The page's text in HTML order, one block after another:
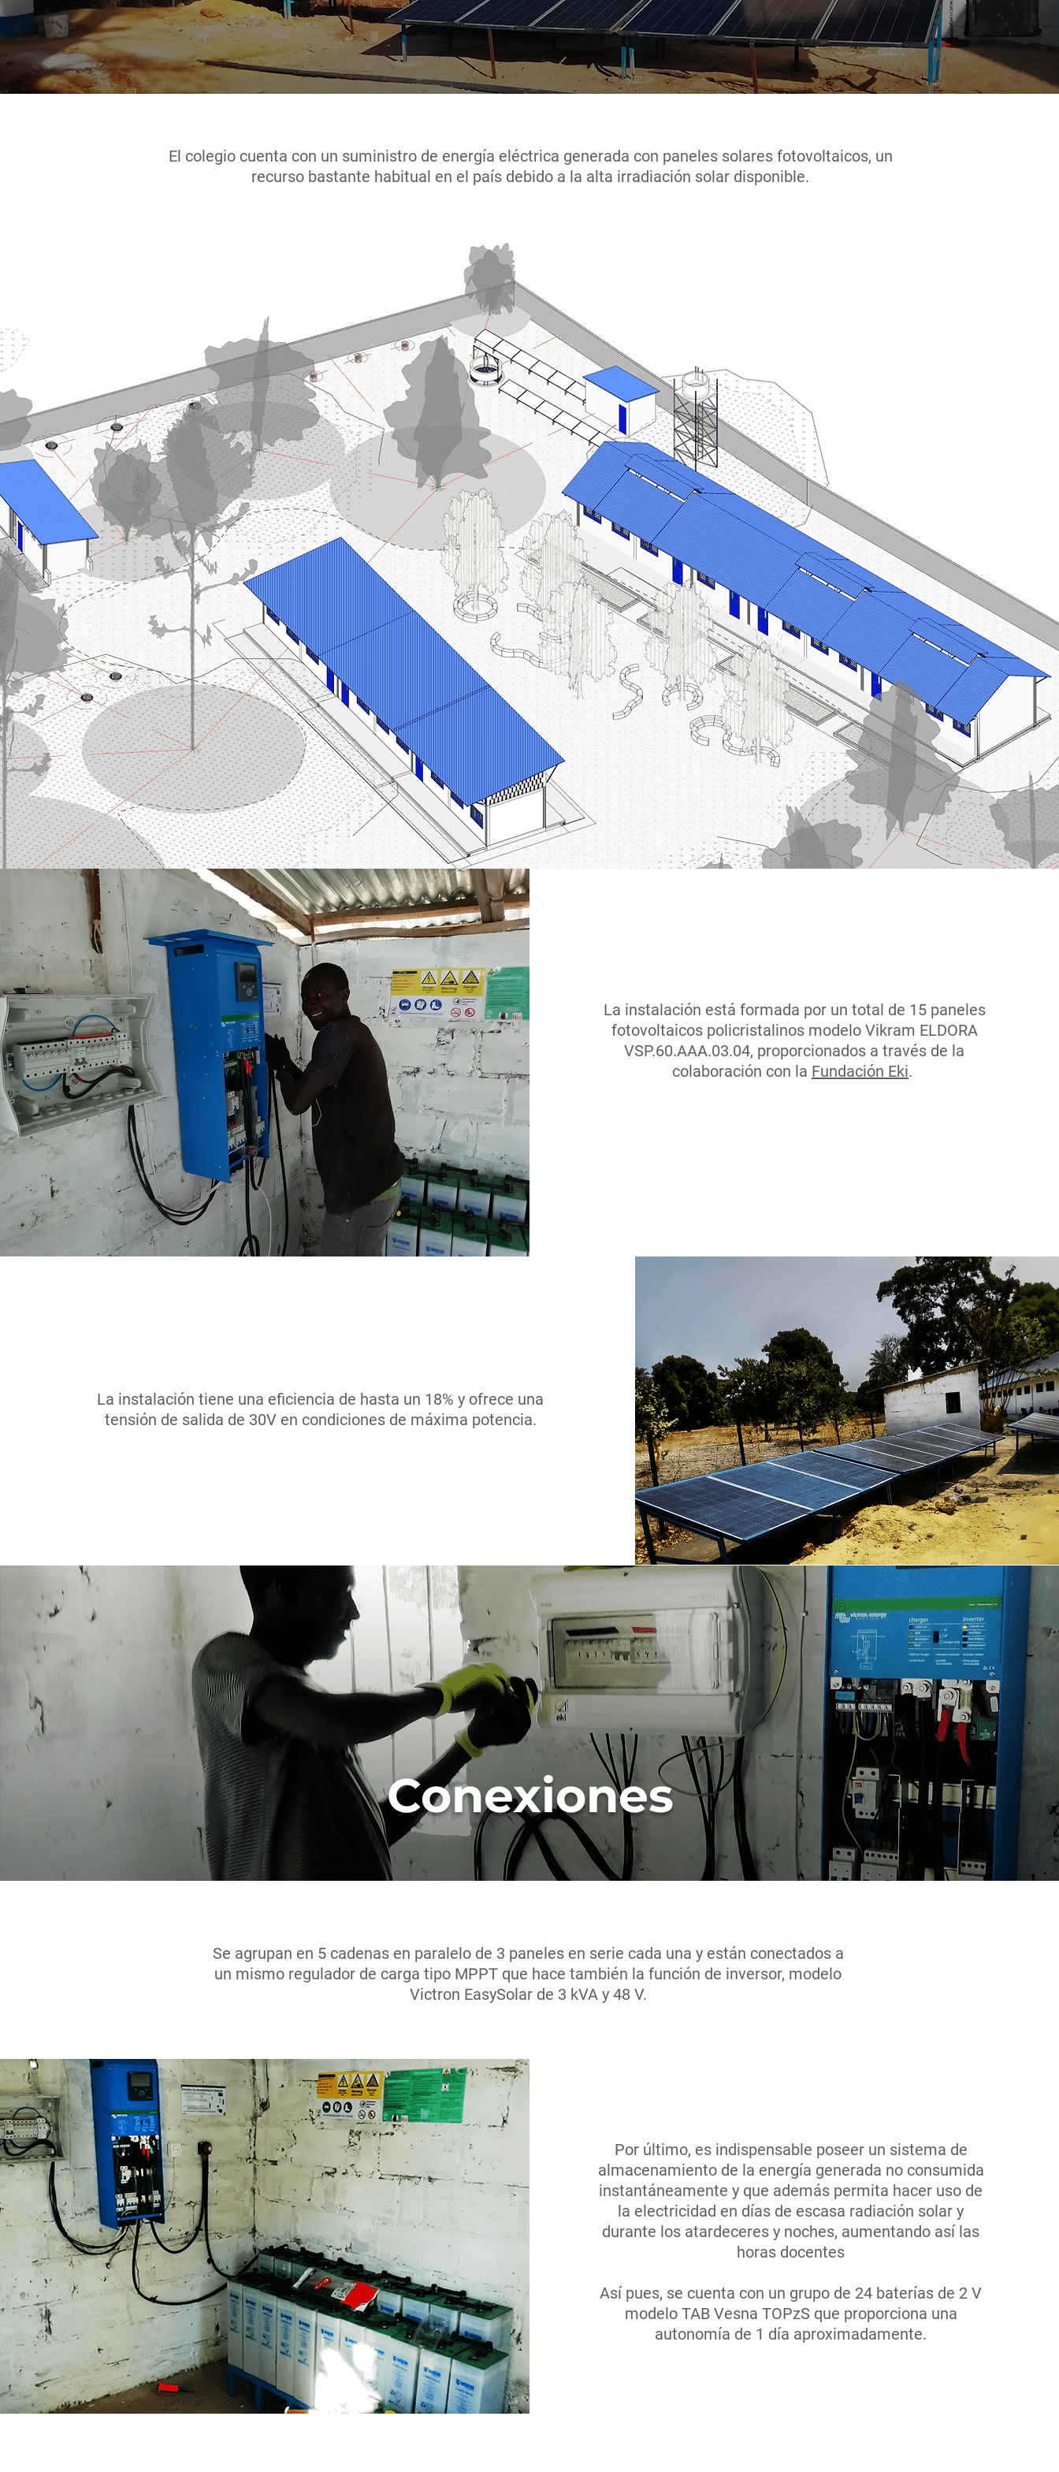
El colegio cuenta con un suministro de energía eléctrica generada con paneles solares fotovoltaicos, un
recurso bastante habitual en el país debido a la alta irradiación solar disponible.
La instalación está formada por un total de 15 paneles
fotovoltaicos policristalinos modelo Vikram ELDORA
VSP.60.AAA.03.04, proporcionados a través de la
colaboración con la Fundación Eki.
La instalación tiene una eficiencia de hasta un 18% y ofrece una
tensión de salida de 30V en condiciones de máxima potencia.
Conexiones
Se agrupan en 5 cadenas en paralelo de 3 paneles en serie cada una y están conectados a
un mismo regulador de carga tipo MPPT que hace también la función de inversor, modelo
Victron EasySolar de 3 kVA y 48 V.
Por último, es indispensable poseer un sistema de
almacenamiento de la energía generada no consumida
instantáneamente y que además permita hacer uso de
la electricidad en días de escasa radiación solar y
durante los atardeceres y noches, aumentando así las
horas docentes
Así pues, se cuenta con un grupo de 24 baterías de 2 V
modelo TAB Vesna TOPzS que proporciona una
autonomía de 1 día aproximadamente.